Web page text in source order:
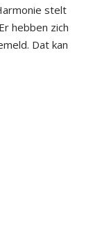
stelt
hebben zich
Dat kan